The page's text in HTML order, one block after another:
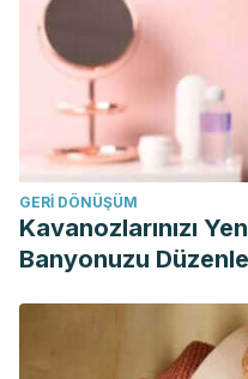
GERI DÖNÜŞÜM
Kavanozlarınızı
Banyonuzu